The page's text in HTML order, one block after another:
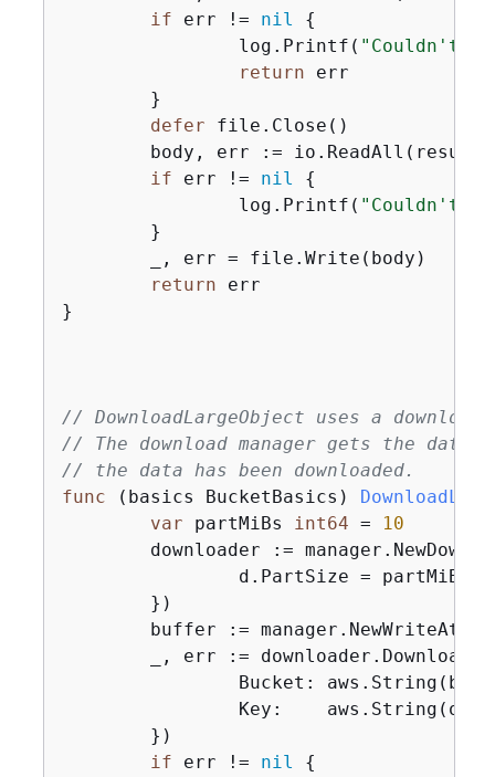
if err != nil
{
		log.Printf(
"Couldn't
return err
defer file.Close()
if err != nil
{
		log.Printf(
"Couldn't
return err
}
// DownloadLargeObject uses a
// The download manager gets the
// the data has been downloaded.
func
(basics BucketBasics)
var partMiBs int64 =
10
downloader :=
d.PartSize = partMiBs
buffer :=
_, err :=
if err != nil
{